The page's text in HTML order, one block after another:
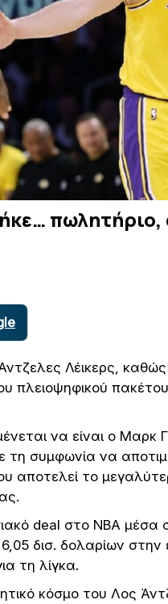
Λέικερς,
πλειοψηφικού
να είναι ο Μαρκ
τη συμφωνία να
αποτελεί το
deal στο NBA
δισ. δολαρίων
τη λίγκα.
κόσμο του Λος